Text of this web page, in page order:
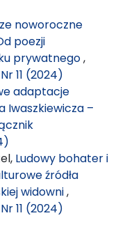
noworoczne
poezji
prywatnego,
11 (2024)
adaptacje
Iwaszkiewicza –
Ludowy bohater i
źródła
widowni,
11 (2024)